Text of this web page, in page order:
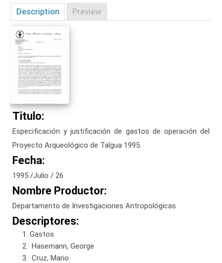
Description Preview
Titulo:
Especificación y justificación de gastos de operación del
Proyecto Arqueológico de Talgua 1995.
Fecha:
1995 /Julio / 26
Nombre Productor:
Departamento de Investigaciones Antropológicas
Descriptores:
Gastos
Hasemann, George
Cruz, Mario